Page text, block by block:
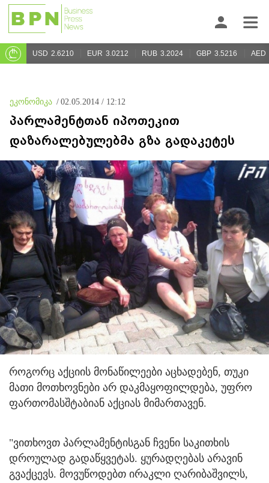
USD 2.6210 EUR 3.0212 RUB 3.2024 GBP 3.5216 AED
ეკონომიკა / 02.05.2014 / 12:12
პარლამენტთან იპოთეკით
დაზარალებულებმა გზა გადაკეტეს
როგორც აქციის მონაწილეები აცხადებენ, თუკი
მათი მოთხოვნები არ დაკმაყოფილდება, უფრო
ფართომასშტაბიან აქციას მიმართავენ.
"ვითხოვთ პარლამენტისგან ჩვენი საკითხის
დროულად გადაწყვეტას. ყურადღებას არავინ
გვაქცევს. მოვუწოდებთ ირაკლი ღარიბაშვილს,